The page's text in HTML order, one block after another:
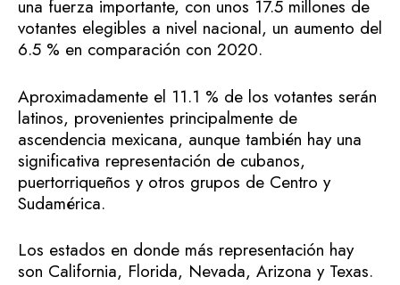
una fuerza importante, con unos 17.5 millones de
votantes elegibles a nivel nacional, un aumento del
6.5 % en comparación con 2020.
Aproximadamente el 11.1 % de los votantes serán
latinos, provenientes principalmente de
ascendencia mexicana, aunque también hay una
significativa representación de cubanos,
puertorriqueños y otros grupos de Centro y
Sudamérica.
Los estados en donde más representación hay
son California, Florida, Nevada, Arizona y Texas.